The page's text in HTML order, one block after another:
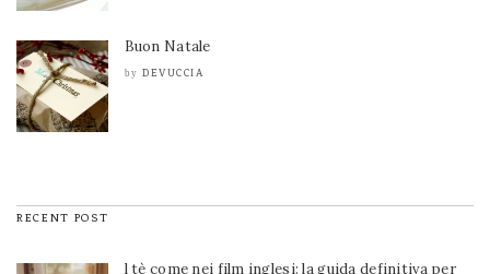
Buon Natale
by DEVUCCIA
RECENT POST
l tè come nei film inglesi: la guida definitiva per